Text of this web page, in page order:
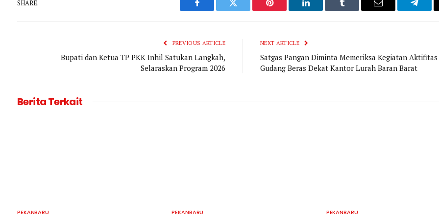
SHARE.
Facebook Twitter Pinterest LinkedIn Tumblr Email
PREVIOUS ARTICLE
Bupati dan Ketua TP PKK Inhil Satukan Langkah,
Selaraskan Program 2026
NEXT ARTICLE
Satgas Pangan Diminta Memeriksa Kegiatan Aktifitas
Gudang Beras Dekat Kantor Lurah Baran Barat
Berita Terkait
PEKANBARU PEKANBARU PEKANBARU